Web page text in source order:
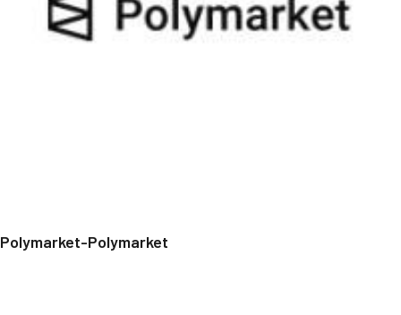
Polymarket-Polymarket